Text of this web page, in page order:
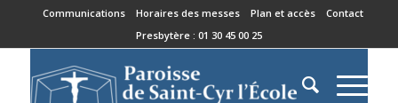
Communications Horaires des messes Plan et accès
Contact
Presbytère : 01 30 45 00 25